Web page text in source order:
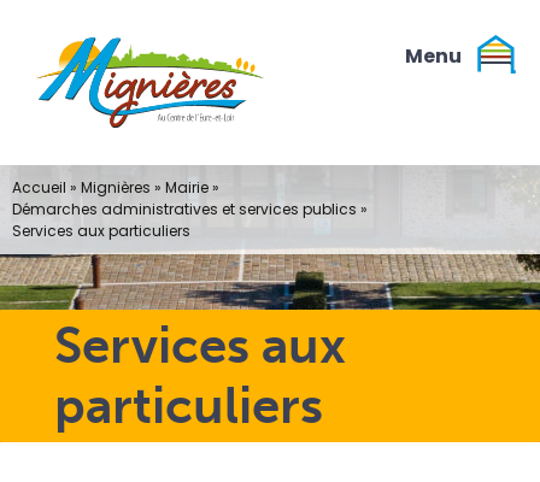
contenu
Services aux
particuliers
Accueil » Mignières » Mairie»
Démarches administratives et services publics »
Services aux particuliers